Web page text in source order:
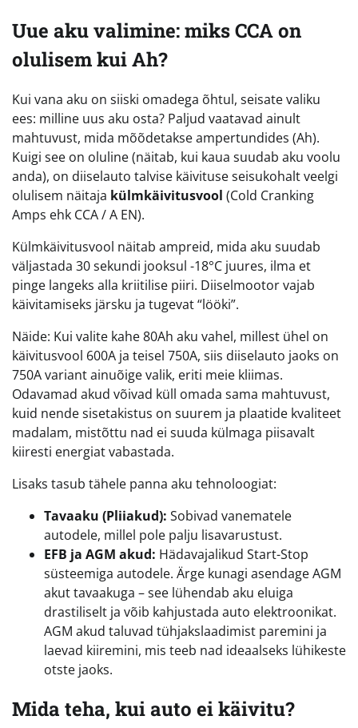
Uue aku valimine: miks CCA on
olulisem kui Ah?
Kui vana aku on siiski omadega õhtul, seisate valiku
ees: milline uus aku osta? Paljud vaatavad ainult
mahtuvust, mida mõõdetakse ampertundides (Ah).
Kuigi see on oluline (näitab, kui kaua suudab aku voolu
anda), on diiselauto talvise käivituse seisukohalt veelgi
olulisem näitaja külmkäivitusvool (Cold Cranking
Amps ehk CCA / A EN).
Külmkäivitusvool näitab ampreid, mida aku suudab
väljastada 30 sekundi jooksul -18°C juures, ilma et
pinge langeks alla kriitilise piiri. Diiselmootor vajab
käivitamiseks järsku ja tugevat “lööki”.
Näide: Kui valite kahe 80Ah aku vahel, millest ühel on
käivitusvool 600A ja teisel 750A, siis diiselauto jaoks on
750A variant ainuõige valik, eriti meie kliimas.
Odavamad akud võivad küll omada sama mahtuvust,
kuid nende sisetakistus on suurem ja plaatide kvaliteet
madalam, mistõttu nad ei suuda külmaga piisavalt
kiiresti energiat vabastada.
Lisaks tasub tähele panna aku tehnoloogiat:
Tavaaku (Pliiakud): Sobivad vanematele
autodele, millel pole palju lisavarustust.
EFB ja AGM akud: Hädavajalikud Start-Stop
süsteemiga autodele. Ärge kunagi asendage AGM
akut tavaakuga – see lühendab aku eluiga
drastiliselt ja võib kahjustada auto elektroonikat.
AGM akud taluvad tühjakslaadimist paremini ja
laevad kiiremini, mis teeb nad ideaalseks lühikeste
otste jaoks.
Mida teha, kui auto ei käivitu?